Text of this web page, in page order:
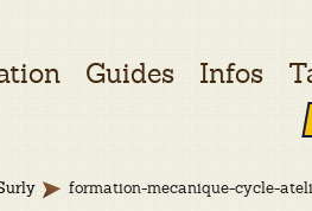
Guides Infos
formation-mecanique-cycle-